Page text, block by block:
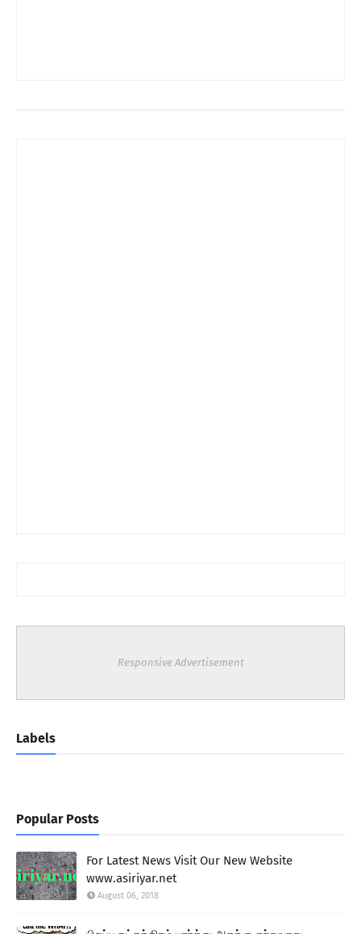
Responsive Advertisement
Labels
Popular Posts
For Latest News Visit Our New Website
www.asiriyar.net
August 06, 2018